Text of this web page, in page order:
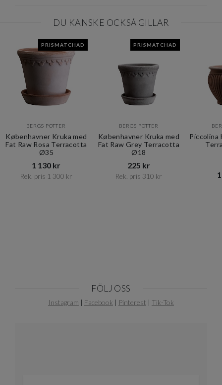
DU KANSKE OCKSÅ GILLAR
PRISMATCHAD
BERGS POTTER
Københavner Kruka med
Fat Raw Rosa Terracotta
Ø35
1 130 kr​​
Rek. pris 1 300 kr​​
PRISMATCHAD
BERGS POTTER
Københavner Kruka med
Fat Raw Grey Terracotta
Ø18
225 kr​​
Rek. pris 310 kr​​
Piccolina
FÖLJ OSS
Instagram | Facebook | Pinterest | Tik-Tok